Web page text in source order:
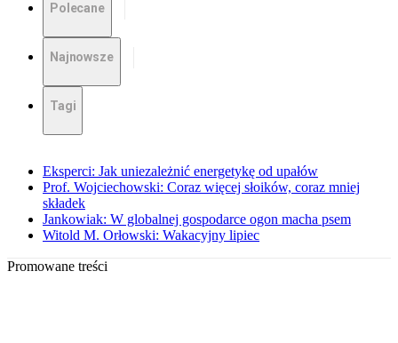
Polecane
Najnowsze
Tagi
Eksperci: Jak uniezależnić energetykę od upałów
Prof. Wojciechowski: Coraz więcej słoików, coraz mniej
składek
Jankowiak: W globalnej gospodarce ogon macha psem
Witold M. Orłowski: Wakacyjny lipiec
Promowane treści